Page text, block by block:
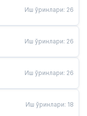
Иш ўринлари: 26
Иш ўринлари: 26
Иш ўринлари: 26
Иш ўринлари: 18